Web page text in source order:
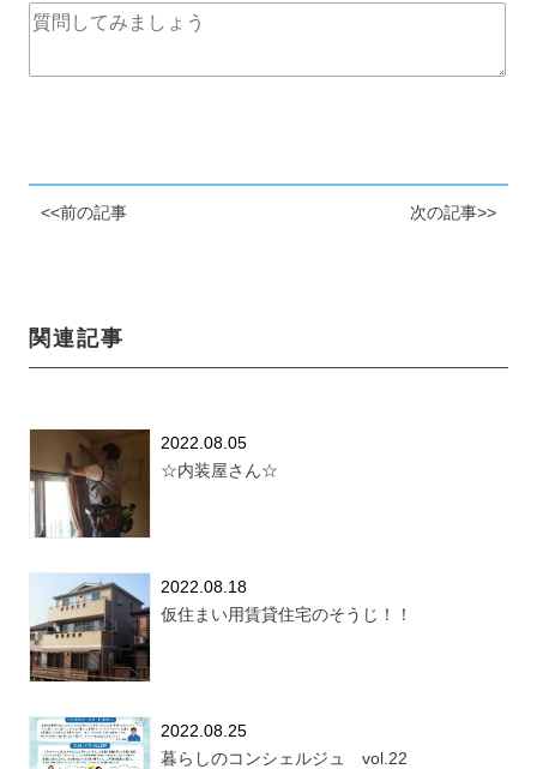
<<前の記事 次の記事>>
関連記事
2022.08.05
☆内装屋さん☆
2022.08.18
仮住まい用賃貸住宅のそうじ！！
2022.08.25
暮らしのコンシェルジュ vol.22